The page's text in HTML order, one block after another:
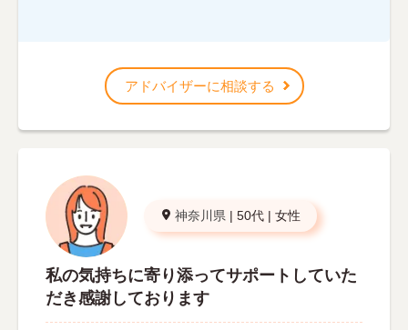
アドバイザーに相談する
神奈川県 | 50代 | 女性
私の気持ちに寄り添ってサポートしていた
だき感謝しております